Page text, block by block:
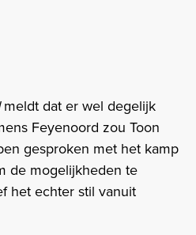
meldt dat er wel degelijk
Feyenoord zou Toon
gesproken met het kamp
de mogelijkheden te
het echter stil vanuit